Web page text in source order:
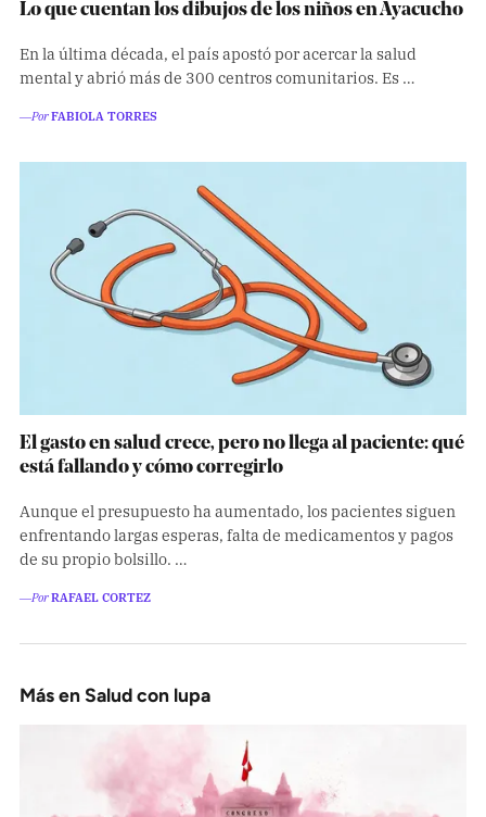
Lo que cuentan los dibujos de los niños en Ayacucho
En la última década, el país apostó por acercar la salud
mental y abrió más de 300 centros comunitarios. Es …
―PorFABIOLA TORRES
El gasto en salud crece, pero no llega al paciente: qué
está fallando y cómo corregirlo
Aunque el presupuesto ha aumentado, los pacientes siguen
enfrentando largas esperas, falta de medicamentos y pagos
de su propio bolsillo. …
―PorRAFAEL CORTEZ
Más en Salud con lupa